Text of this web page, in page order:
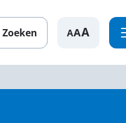
Zoeken A